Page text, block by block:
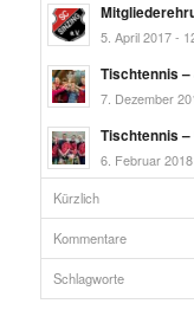
5. April 2017 -
Tischtennis –
7. Dezember
Tischtennis
6. Februar
Kürzlich
Kommentare
Schlagworte